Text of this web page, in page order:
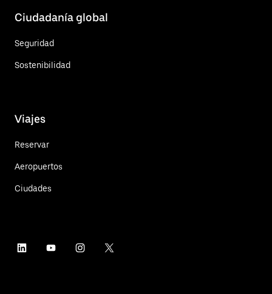
Ciudadanía global
Seguridad
Sostenibilidad
Viajes
Reservar
Aeropuertos
Ciudades